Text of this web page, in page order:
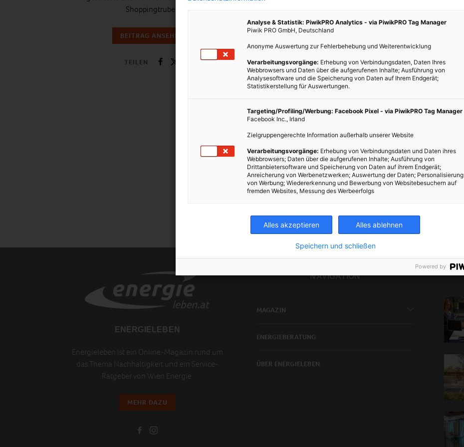
Shoppingtrubel.
BEITRAG ANSEHEN
TEILEN
Anspruch nehmen.…
BEITRAG ANSEHEN
TEILEN
ENERGIELEBEN
Energieleben ist ein Online-Magazin rund um
das Thema Nachhaltigkeit und ein Service-
Ratgeber von Wien Energie.
MEHR DAZU
NAVIGATION
MAGAZIN
ENERGIEBERATUNG
ÜBER ENERGIELEBEN
Analyse & Statistik: PiwikPRO Analytics - via PiwikPRO Tag Manager
Piwik PRO GmbH, Deutschland
Anonyme Auswertung zur Fehlerbehebung und Weiterentwicklung
Verarbeitungsvorgänge: Erhebung von Verbindungsdaten, Daten Ihres
Webbrowsers und Daten über die aufgerufenen Inhalte; Ausführung von
Analysesoftware und die Speicherung von Daten auf Ihrem Endgerät;
Statistikerstellung für Auswertungen.
Targeting/Profiling/Werbung: Facebook Pixel - via PiwikPRO Tag Manager
Facebook Inc., Irland
Zielgruppengerechte Information außerhalb unserer Website
Verarbeitungsvorgänge: Erhebung von Verbindungsdaten und Daten ihres
Webbrowsers; Daten über die aufgerufenen Inhalte; Ausführung von
Drittanbietersoftware und Speicherung von Daten auf ihrem Endgerät;
Anreicherung von Werbenetzwerken; Auswertung der Daten; Personalisierung
von Werbung; Wiedererkennung und Bewerbung von Websitebesuchern auf
fremden Websites, Messung des Werbeerfolgs
Alles akzeptieren Alles ablehnen
Speichern und schließen
Powered by